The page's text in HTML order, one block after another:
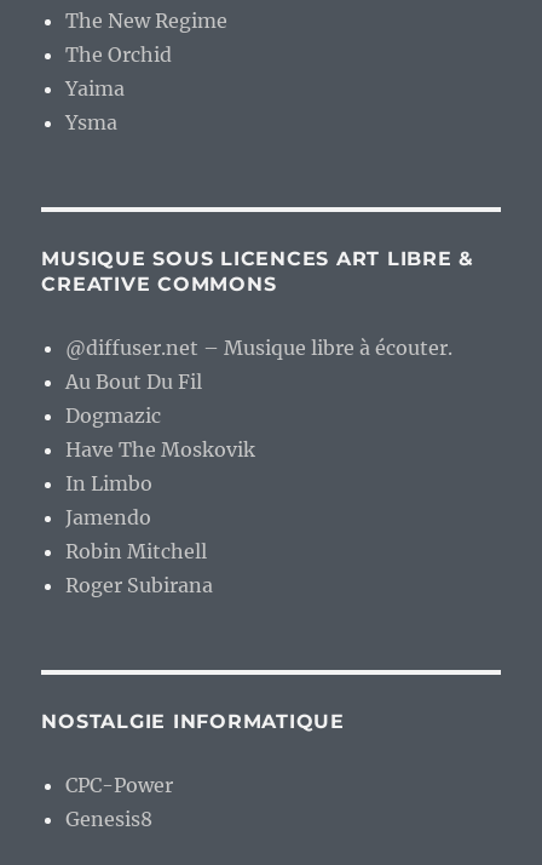
The New Regime
The Orchid
Yaima
Ysma
MUSIQUE SOUS LICENCES ART LIBRE &
CREATIVE COMMONS
@diffuser.net – Musique libre à écouter.
Au Bout Du Fil
Dogmazic
Have The Moskovik
In Limbo
Jamendo
Robin Mitchell
Roger Subirana
NOSTALGIE INFORMATIQUE
CPC-Power
Genesis8